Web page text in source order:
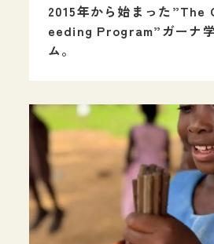
2015年から始まった”The
eeding Program”ガーナ
ム。